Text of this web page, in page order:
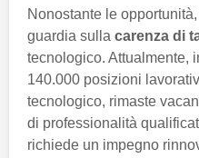
Nonostante le
guardia sulla carenza di
tecnologico. Attualmente,
140.000 posizioni
tecnologico, rimaste
di professionalità
richiede un impegno